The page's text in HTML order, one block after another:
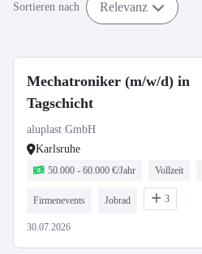
Sortieren nach Relevanz
Mechatroniker (m/w/d) in
Tagschicht
aluplast GmbH
Karlsruhe
50.000 - 60.000 €/Jahr Vollzeit
Firmenevents Jobrad 3
30.07.2026